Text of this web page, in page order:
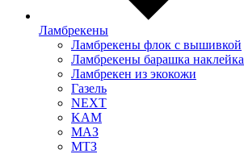
Ламбрекены
Ламбрекены флок с вышивкой
Ламбрекены барашка наклейка
Ламбрекен из экокожи
Газель
NEXT
KAM
МАЗ
МТЗ